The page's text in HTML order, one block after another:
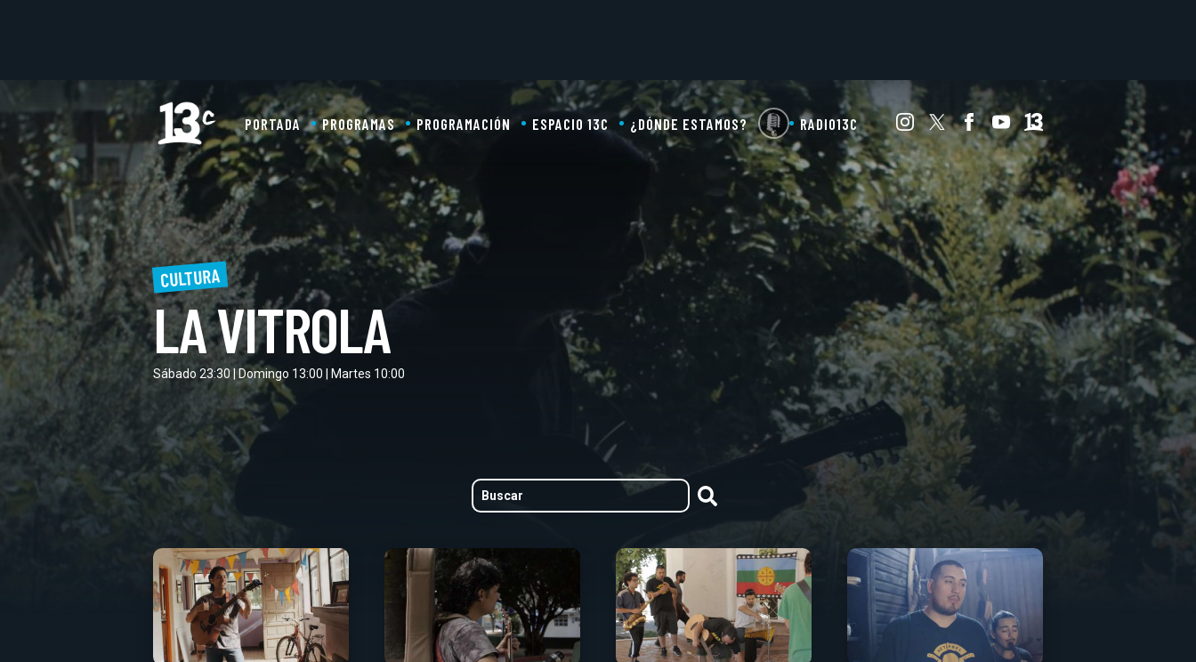
PORTADA PROGRAMAS PROGRAMACIÓN ESPACIO 13C ¿DÓNDE ESTAMOS? RADIO13C
CULTURA
LA VITROLA
Sábado 23:30 | Domingo 13:00 | Martes 10:00